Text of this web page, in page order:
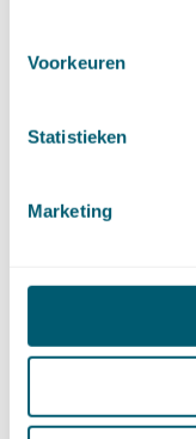
Voorkeuren
Statistieken
Marketing
maart (17)
januari (18)
november (16)
augustus (9)
maart (17)
januari (14)